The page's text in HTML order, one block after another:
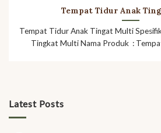
Latest Posts
Tempat Tidur Anak
Tempat Tidur Anak Tingat Multi
Tingkat Multi Nama Produk :